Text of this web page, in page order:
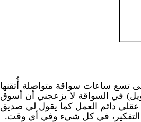
تسع ساعات سواقة متواصلة أُتقنها
في السواقة لا يزعجني أن أسوق
دائم العمل كما يقول لي صديق
التفكير، في كل شيء وفي أي وقت.